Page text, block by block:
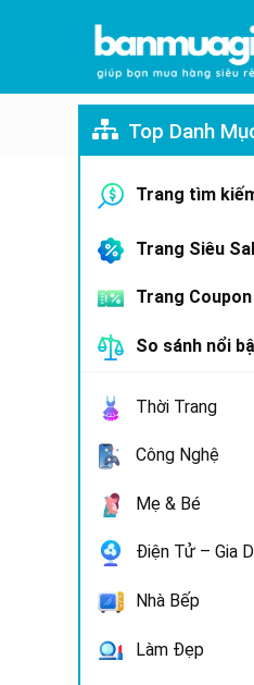
Top Danh
Trang tìm
Trang Siêu
Trang Coupon
So sánh nổi
Thời Trang
Công Nghệ
Mẹ & Bé
Điện Tử – Gia
Nhà Bếp
Làm Đẹp